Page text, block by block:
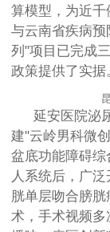
算模型，为近千
与云南省疾病
列"项目已完成
政策提供了实据
延安医院泌
建"云岭男科微
盆底功能障碍
人系统后，广
胱单层吻合膀
术，手术视频